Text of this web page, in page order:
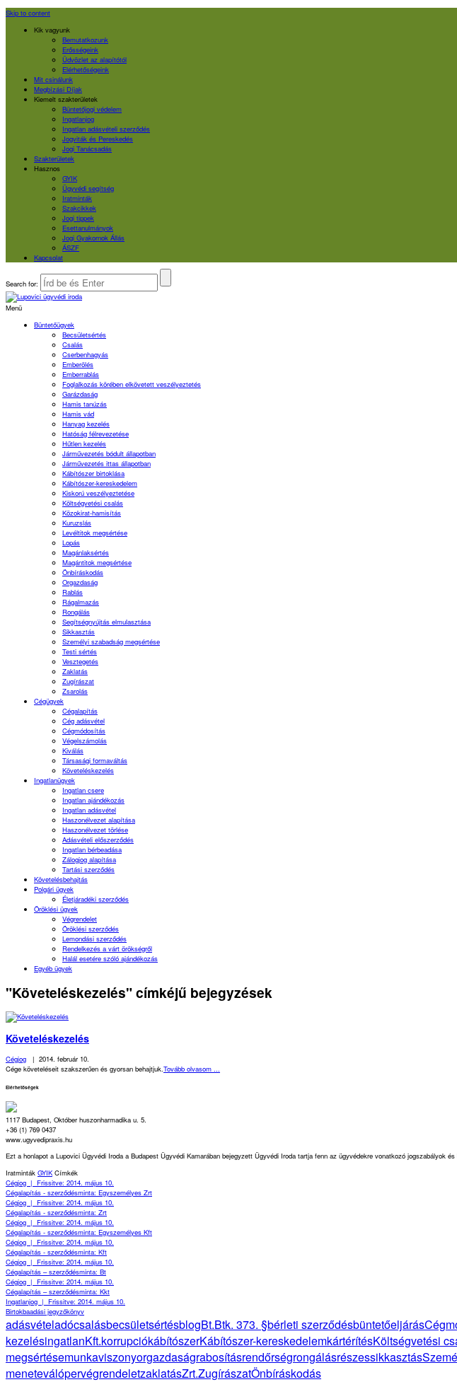
Skip to content
Kik vagyunk
Bemutatkozunk
Erősségeink
Üdvözlet az alapítótól
Elérhetőségeink
Mit csinálunk
Megbízási Díjak
Kiemelt szakterületek
Büntetőjogi védelem
Ingatlanjog
Ingatlan adásvételi szerződés
Jogviták és Pereskedés
Jogi Tanácsadás
Szakterületek
Hasznos
GYIK
Ügyvédi segítség
Iratminták
Szakcikkek
Jogi tippek
Esettanulmányok
Jogi Gyakornok Állás
ÁSZF
Kapcsolat
Search for:
Menü
Büntetőügyek
Becsületsértés
Csalás
Cserbenhagyás
Emberölés
Emberrablás
Foglalkozás körében elkövetett veszélyeztetés
Garázdaság
Hamis tanúzás
Hamis vád
Hanyag kezelés
Hatóság félrevezetése
Hűtlen kezelés
Járművezetés bódult állapotban
Járművezetés ittas állapotban
Kábítószer birtoklása
Kábítószer-kereskedelem
Kiskorú veszélyeztetése
Költségvetési csalás
Közokirat-hamisítás
Kuruzslás
Levéltitok megsértése
Lopás
Magánlaksértés
Magántitok megsértése
Önbíráskodás
Orgazdaság
Rablás
Rágalmazás
Rongálás
Segítségnyújtás elmulasztása
Sikkasztás
Személyi szabadság megsértése
Testi sértés
Vesztegetés
Zaklatás
Zugírászat
Zsarolás
Cégügyek
Cégalapítás
Cég adásvétel
Cégmódosítás
Végelszámolás
Kiválás
Társasági formaváltás
Követeléskezelés
Ingatlanügyek
Ingatlan csere
Ingatlan ajándékozás
Ingatlan adásvétel
Haszonélvezet alapítása
Haszonélvezet törlése
Adásvételi előszerződés
Ingatlan bérbeadása
Zálogjog alapítása
Tartási szerződés
Követelésbehajtás
Polgári ügyek
Életjáradéki szerződés
Öröklési ügyek
Végrendelet
Öröklési szerződés
Lemondási szerződés
Rendelkezés a várt örökségről
Halál esetére szóló ajándékozás
Egyéb ügyek
"Követeléskezelés" címkéjű bejegyzések
Követeléskezelés
Cégjog | 2014. február 10.
Cége követeléseit szakszerűen és gyorsan behajtjuk. Tovább olvasom ...
Elérhetőségek
1117 Budapest, Október huszonharmadika u. 5.
+36 (1) 769 0437
www.ugyvedipraxis.hu
Ezt a honlapot a Lupovici Ügyvédi Iroda a Budapest Ügyvédi Kamarában bejegyzett Ügyvédi Iroda tartja fenn az ügyvédekre vonatkozó
Iratminták GYIK Címkék
Cégjog | Frissitve: 2014. május 10.
Cégalapítás - szerződésminta: Egyszemélyes Zrt
Cégjog | Frissitve: 2014. május 10.
Cégalapítás - szerződésminta: Zrt
Cégjog | Frissitve: 2014. május 10.
Cégalapítás - szerződésminta: Egyszemélyes Kft
Cégjog | Frissitve: 2014. május 10.
Cégalapítás - szerződésminta: Kft
Cégjog | Frissitve: 2014. május 10.
Cégalapítás – szerződésminta: Bt
Cégjog | Frissitve: 2014. május 10.
Cégalapítás – szerződésminta: Kkt
Ingatlanjog | Frissitve: 2014. május 10.
Birtokbaadási jegyzőkönyv
adásvételadócsalásbecsületsértésblogBt.Btk. 373. §bérleti szerződésbüntetőeljárás
kezelésingatlanKft.korrupciókábítószerKábítószer-kereskedelemkártérítésKöltségvetési
megsértésemunkaviszonyorgazdaságrabosításrendőrségrongálásrészessikkasztás
meneteválópervégrendeletzaklatásZrt.ZugírászatÖnbíráskodás